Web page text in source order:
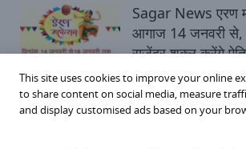
Sagar News एरण
आगाज 14 जनवरी से,
राजेंद्र शुक्ल करेंगे
कार्यक्रम का शुभारंभ
Sunday, January 11,
This site uses cookies to improve your online
to share content on social media, measure
and display customised ads based on your